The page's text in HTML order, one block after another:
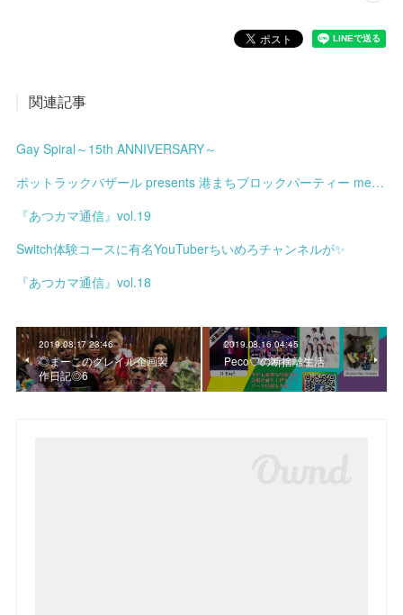
関連記事
Gay Spiral～15th ANNIVERSARY～
ポットラックバザール presents 港まちブロックパーティー meets みなと土曜市
『あつカマ通信』vol.19
Switch体験コースに有名YouTuberちいめろチャンネルが✨
『あつカマ通信』vol.18
2019.08.17 23:46
◎まーこのグレイル企画製
作日記◎6
2019.08.16 04:45
Peco♡の断捨離生活